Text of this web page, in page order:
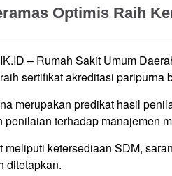
Optimis Raih
– Rumah Sakit Umum
sertifikat akreditasi
merupakan predikat hasil
penilaian terhadap manajemen
meliputi ketersediaan SDM,
ditetapkan.